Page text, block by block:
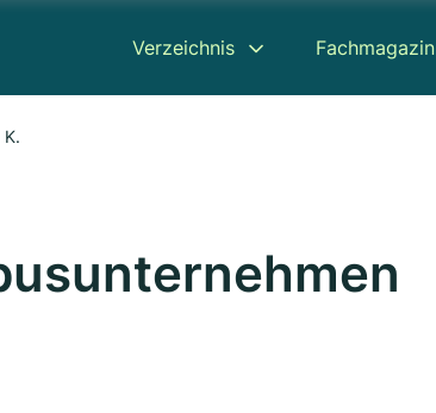
Verzeichnis Fachmagazin